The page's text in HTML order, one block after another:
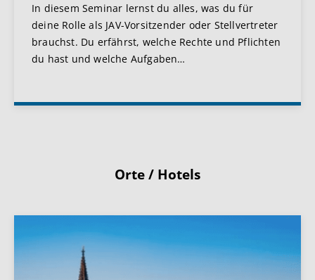
In diesem Seminar lernst du alles, was du für
deine Rolle als JAV-Vorsitzender oder Stellvertreter
brauchst. Du erfährst, welche Rechte und Pflichten
du hast und welche Aufgaben…
Orte / Hotels